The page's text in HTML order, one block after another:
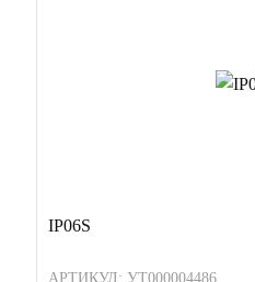
IP06S
АРТИКУЛ: УТ000004486